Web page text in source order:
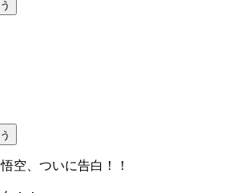
空、ついに告白！！